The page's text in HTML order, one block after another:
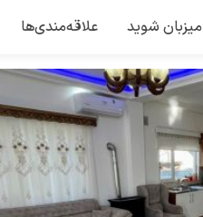
میزبان شوید علاقه‌مندی‌ها